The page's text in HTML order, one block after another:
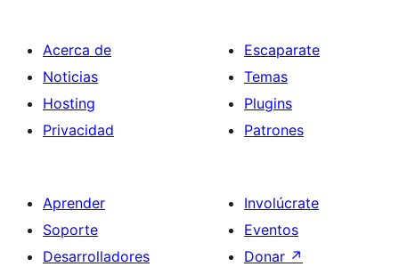
Acerca de
Noticias
Hosting
Privacidad
Escaparate
Temas
Plugins
Patrones
Aprender
Soporte
Desarrolladores
Involúcrate
Eventos
Donar ↗